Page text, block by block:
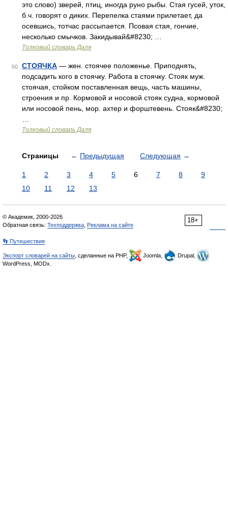
это слово) зверей, птиц, иногда руно рыбы. Стая гусей, уток,
б.ч. говорят о диких. Перепелка стаями прилетает, да
осевшись, тотчас рассыпается. Псовая стая, гончие,
несколько смычков. Закидывай&#8230; …
Толковый словарь Даля
60 СТОЯЧКА — жен. стоячее положенье. Приподнять,
подсадить кого в стоячку. Работа в стоячку. Стояк муж.
стоячая, стойком поставленная вещь, часть машины,
строения и пр. Кормовой и носовой стояк судна, кормовой
или носовой пень, мор. ахтер и форштевень. Стояк&#8230;
Толковый словарь Даля
Страницы ← Предыдущая Следующая →
1 2 3 4 5 6 7 8
9
10
11 12 13
18+
© Академик, 2000-2026
Обратная связь: Техподдержка Реклама на сайте
👣 Путешествия
Экспорт словарей на сайты , сделанные на PHP, Joomla,
Drupal,
WordPress, MODx.